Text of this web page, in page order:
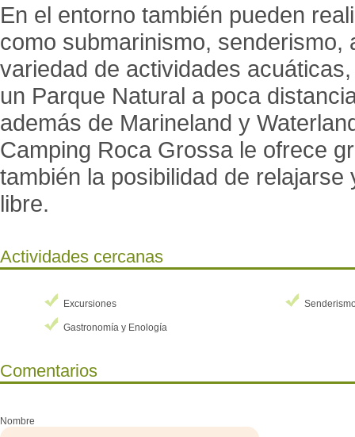
En el entorno también pueden
como submarinismo,
variedad de actividades
un Parque Natural a poca
además de Marineland y
Camping Roca Grossa le ofrece
también la posibilidad de
libre.
Actividades cercanas
Excursiones
Gastronomía y Enología
Comentarios
Nombre